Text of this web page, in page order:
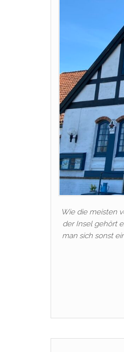
Wie die meisten
der Insel gehört
man sich sonst